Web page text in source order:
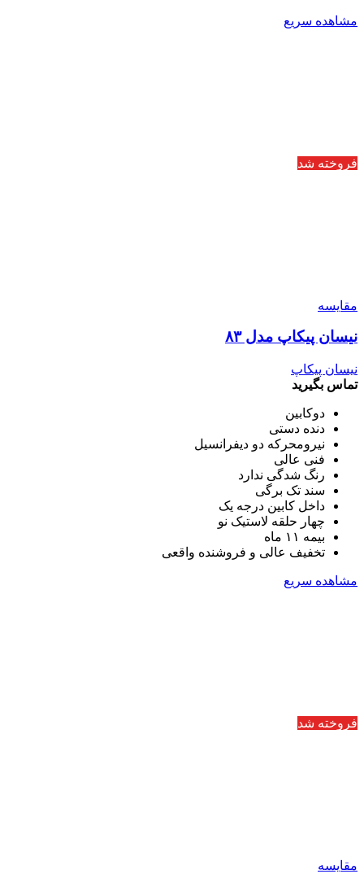
مشاهده سریع
فروخته شد
مقایسه
نیسان پیکاپ مدل ۸۳
نیسان پیکاپ
تماس بگیرید
دوکابین
دنده دستی
نیرومحرکه دو دیفرانسیل
فنی عالی
رنگ شدگی ندارد
سند تک برگی
داخل کابین درجه یک
چهار حلقه لاستیک نو
بیمه ۱۱ ماه
تخفیف عالی و فروشنده واقعی
مشاهده سریع
فروخته شد
مقایسه